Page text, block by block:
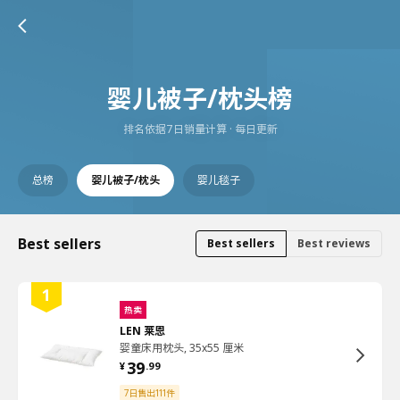
婴儿被子/枕头榜
排名依据7日销量计算 · 每日更新
总榜 婴儿被子/枕头 婴儿毯子
Best sellers Best sellers Best reviews
热卖
LEN 莱恩
婴童床用枕头, 35x55 厘米
¥ 39.99
7日售出111件